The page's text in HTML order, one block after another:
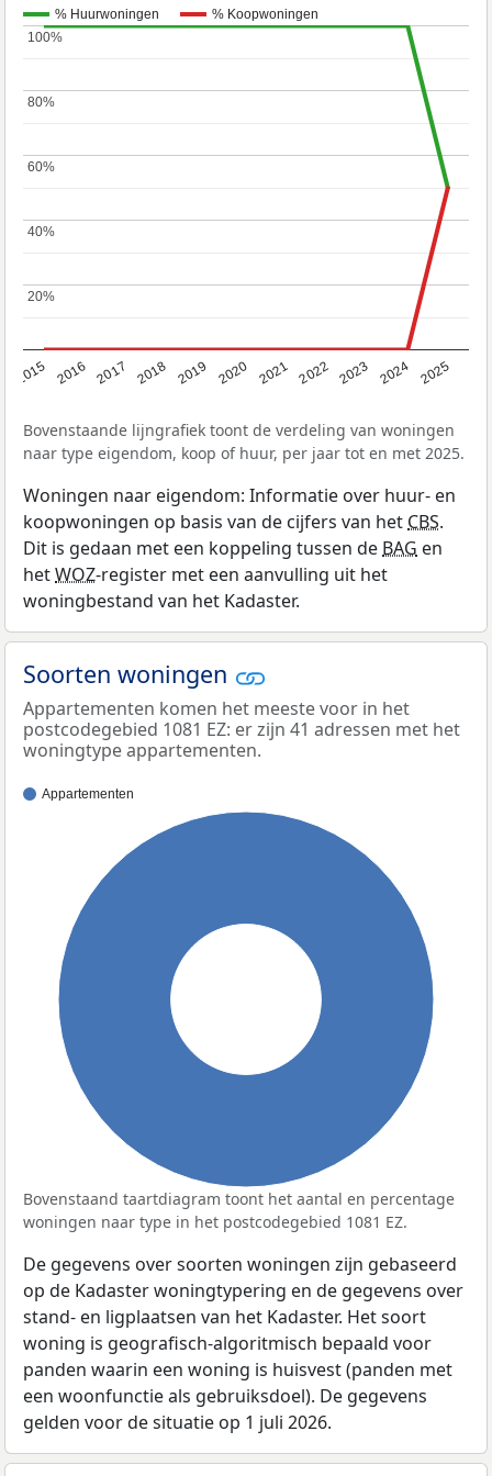
% Huurwoningen % Koopwoningen
2015 2016 2017 2018 2019 2020 2021 2022 2023 2024 2025
20%
20%
40%
40%
60%
60%
80%
80%
100%
100%
Bovenstaande lijngrafiek toont de verdeling van woningen
naar type eigendom, koop of huur, per jaar tot en met 2025.
Woningen naar eigendom: Informatie over huur- en
koopwoningen op basis van de cijfers van hetCBS.
Dit is gedaan met een koppeling tussen deBAG en
hetWOZ-register met een aanvulling uit het
woningbestand van het Kadaster.
Soorten woningen
Appartementen komen het meeste voor in het
postcodegebied 1081 EZ: er zijn 41 adressen met het
woningtype appartementen.
Appartementen
Bovenstaand taartdiagram toont het aantal en percentage
woningen naar type in het postcodegebied 1081 EZ.
De gegevens over soorten woningen zijn gebaseerd
op de Kadaster woningtypering en de gegevens over
stand- en ligplaatsen van het Kadaster. Het soort
woning is geografisch-algoritmisch bepaald voor
panden waarin een woning is huisvest (panden met
een woonfunctie als gebruiksdoel). De gegevens
gelden voor de situatie op 1 juli 2026.